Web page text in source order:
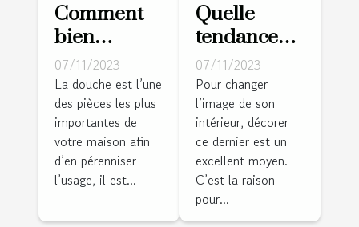
Comment
bien
entretenir
sa douche ?
07/11/2023
La douche est l’une
des pièces les plus
importantes de
votre maison afin
d’en pérenniser
l’usage, il est...
Quelle
tendance
déco pour
un intérieur
en vogue ?
07/11/2023
Pour changer
l’image de son
intérieur, décorer
ce dernier est un
excellent moyen.
C’est la raison
pour...